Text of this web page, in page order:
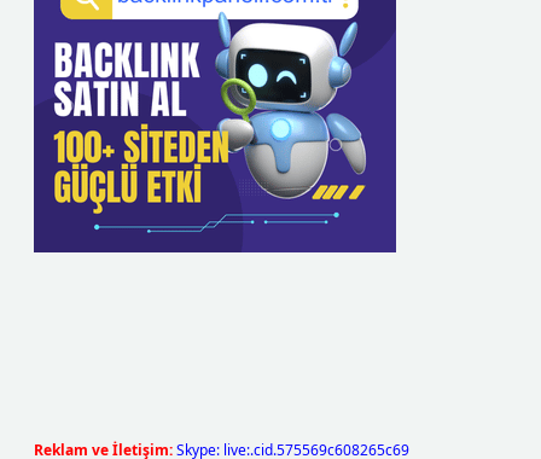
Reklam ve İletişim:Skype: live:.cid.575569c608265c69